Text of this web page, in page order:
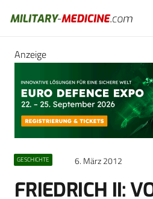
Anzeige
GESCHICHTE 6. März 2012
FRIEDRICH II: